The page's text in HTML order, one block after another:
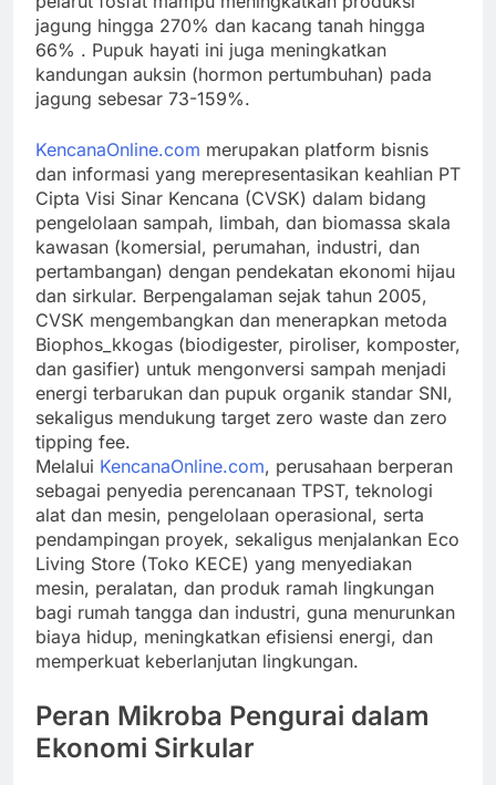
jagung hingga 270% dan kacang tanah hingga
66% . Pupuk hayati ini juga meningkatkan
kandungan auksin (hormon pertumbuhan) pada
jagung sebesar 73-159%.
KencanaOnline.com merupakan platform bisnis
dan informasi yang merepresentasikan keahlian PT
Cipta Visi Sinar Kencana (CVSK) dalam bidang
pengelolaan sampah, limbah, dan biomassa skala
kawasan (komersial, perumahan, industri, dan
pertambangan) dengan pendekatan ekonomi hijau
dan sirkular. Berpengalaman sejak tahun 2005,
CVSK mengembangkan dan menerapkan metoda
Biophos_kkogas (biodigester, piroliser, komposter,
dan gasifier) untuk mengonversi sampah menjadi
energi terbarukan dan pupuk organik standar SNI,
sekaligus mendukung target zero waste dan zero
tipping fee.
Melalui KencanaOnline.com, perusahaan berperan
sebagai penyedia perencanaan TPST, teknologi
alat dan mesin, pengelolaan operasional, serta
pendampingan proyek, sekaligus menjalankan Eco
Living Store (Toko KECE) yang menyediakan
mesin, peralatan, dan produk ramah lingkungan
bagi rumah tangga dan industri, guna menurunkan
biaya hidup, meningkatkan efisiensi energi, dan
memperkuat keberlanjutan lingkungan.
Peran Mikroba Pengurai dalam
Ekonomi Sirkular